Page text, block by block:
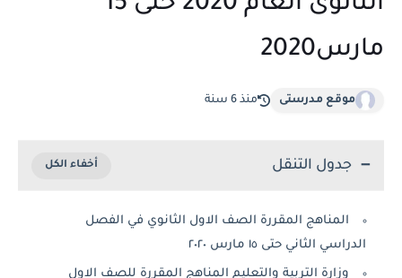
الثانوى العام 2020 حتى 15
مارس2020
موقع مدرستى منذ 6 سنة
جدول التنقل
المناهج المقررة الصف الاول الثانوي في الفصل
الدراسي الثاني حتى ١٥ مارس ٢٠٢٠
وزارة التربية والتعليم المناهج المقررة للصف الاول